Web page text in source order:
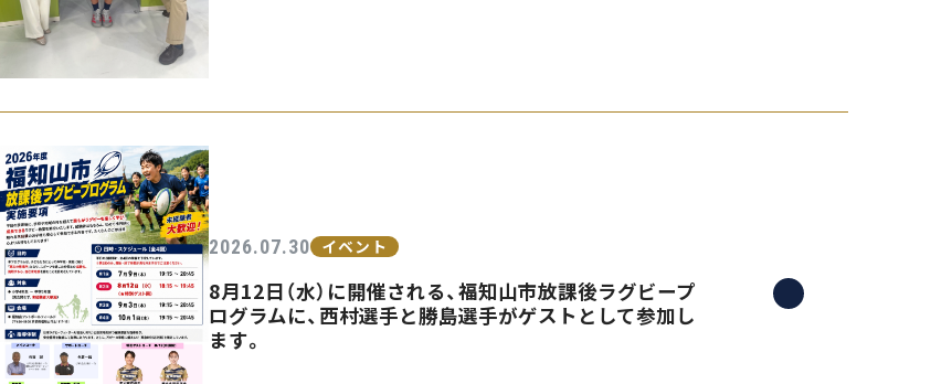
2026.07.30 イベント
8月12日（水）に開催される、福知山市放課後ラグビープ
ログラムに、西村選手と勝島選手がゲストとして参加し
ます。